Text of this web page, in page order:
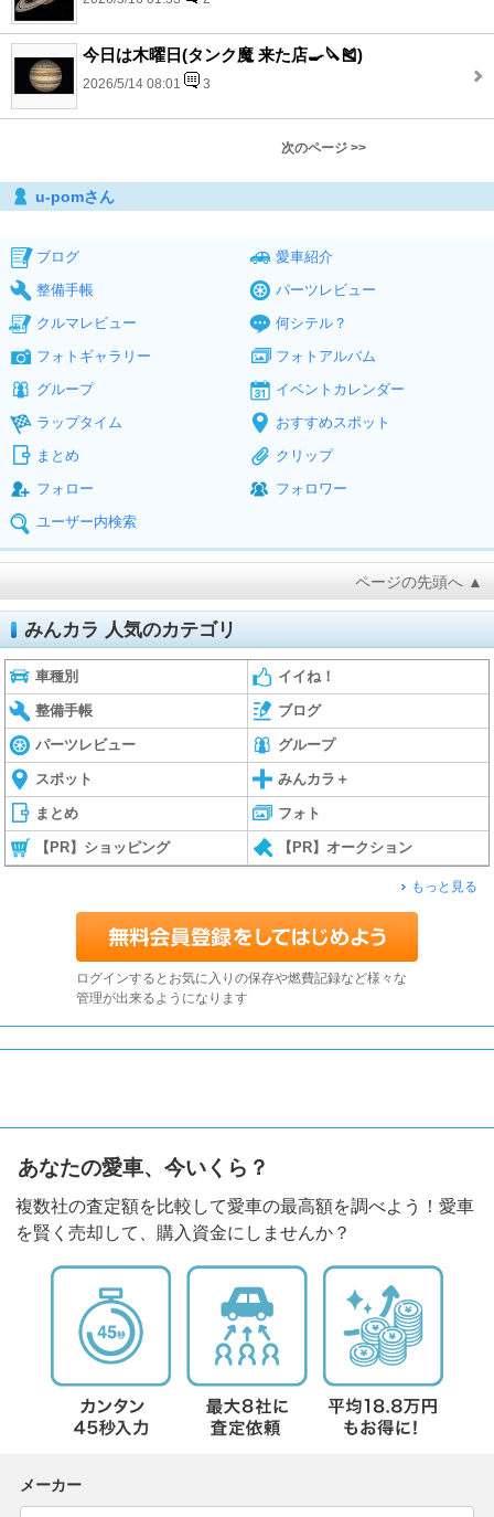
今日は木曜日(タンク魔 来た店🍳🔪🎽)
2026/5/14 08:01 3
次のページ >>
u-pomさん
ブログ
愛車紹介
整備手帳
パーツレビュー
クルマレビュー
何シテル？
フォトギャラリー
フォトアルバム
グループ
イベントカレンダー
ラップタイム
おすすめスポット
まとめ
クリップ
フォロー
フォロワー
ユーザー内検索
ページの先頭へ ▲
みんカラ 人気のカテゴリ
車種別 イイね！
整備手帳 ブログ
パーツレビュー グループ
スポット みんカラ＋
まとめ フォト
【PR】ショッピング 【PR】オークション
もっと見る
ログインするとお気に入りの保存や燃費記録など様々な
管理が出来るようになります
あなたの愛車、今いくら？
複数社の査定額を比較して愛車の最高額を調べよう！愛車
を賢く売却して、購入資金にしませんか？
メーカー